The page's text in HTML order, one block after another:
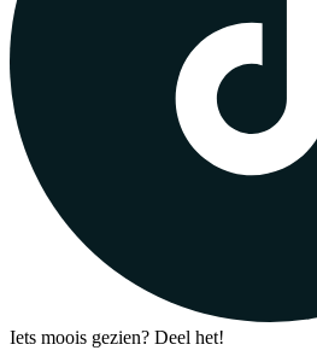
Iets moois gezien? Deel het!